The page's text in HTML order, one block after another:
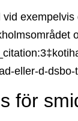
eller-d-
för